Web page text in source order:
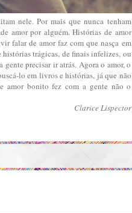
nele. Por mais que nunca tenham
amor por alguém. Histórias de amor
falar de amor faz com que nasça em
trágicas, de finais infelizes, ou
gente precisar ir atrás. Agora o amor, o
lo em livros e histórias, já que não
amor bonito fez com a gente não o
Clarice Lispector